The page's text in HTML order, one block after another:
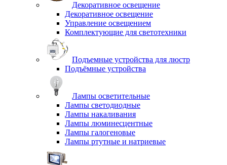
Декоративное освещение
Декоративное освещение
Управление освещением
Комплектующие для светотехники
Подъемные устройства для люстр
Подъёмные устройства
Лампы осветительные
Лампы светодиодные
Лампы накаливания
Лампы люминесцентные
Лампы галогеновые
Лампы ртутные и натриевые